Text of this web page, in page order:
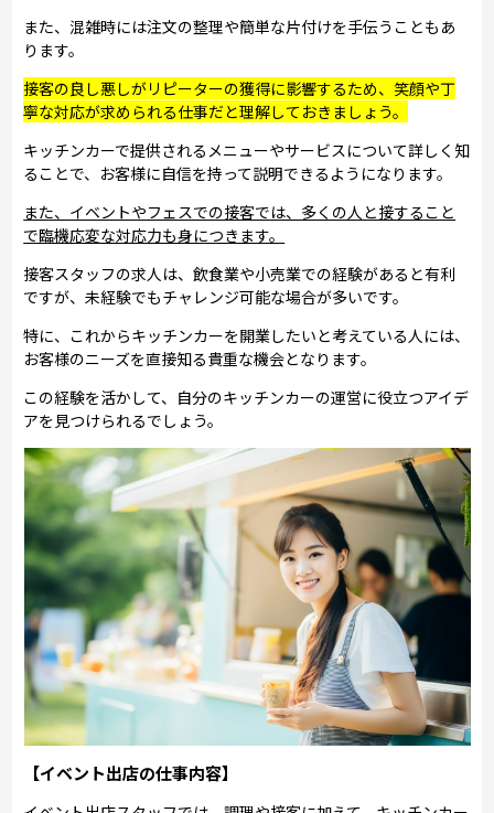
また、混雑時には注文の整理や簡単な片付けを手伝うこともあ
ります。
接客の良し悪しがリピーターの獲得に影響するため、笑顔や丁
寧な対応が求められる仕事だと理解しておきましょう。
キッチンカーで提供されるメニューやサービスについて詳しく知
ることで、お客様に自信を持って説明できるようになります。
また、イベントやフェスでの接客では、多くの人と接すること
で臨機応変な対応力も身につきます。
接客スタッフの求人は、飲食業や小売業での経験があると有利
ですが、未経験でもチャレンジ可能な場合が多いです。
特に、これからキッチンカーを開業したいと考えている人には、
お客様のニーズを直接知る貴重な機会となります。
この経験を活かして、自分のキッチンカーの運営に役立つアイデ
アを見つけられるでしょう。
【イベント出店の仕事内容】